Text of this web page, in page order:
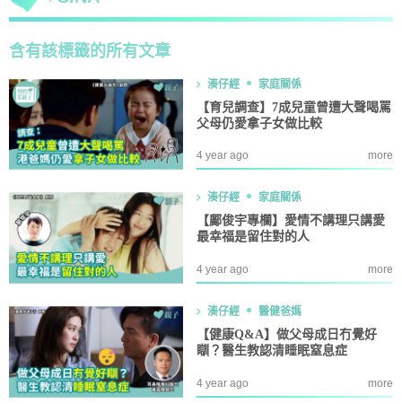
含有該標籤的所有文章
湊仔經 家庭關係
【育兒調查】7成兒童曾遭大聲喝罵
父母仍愛拿子女做比較
4 year ago more
湊仔經 家庭關係
【鄺俊宇專欄】愛情不講理只講愛
最幸福是留住對的人
4 year ago more
湊仔經 醫健爸媽
【健康Q&A】做父母成日冇覺好
瞓？醫生教認清睡眠窒息症
4 year ago more